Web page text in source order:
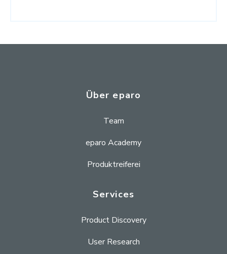
Über eparo
Team
eparo Academy
Produktreiferei
Services
Product Discovery
User Research